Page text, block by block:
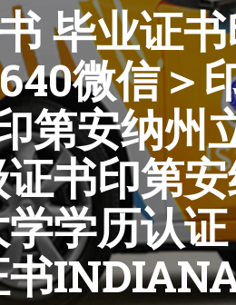
毕业证
微信＞
第安纳州
书印第
学历认